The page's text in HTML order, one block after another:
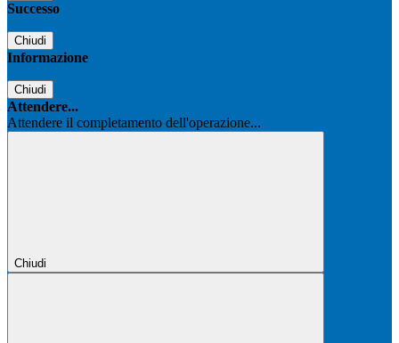
Successo
Chiudi
Informazione
Chiudi
Attendere...
Attendere il completamento dell'operazione...
Chiudi